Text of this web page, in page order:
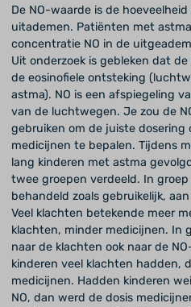
De NO-waarde is de
uitademen. Patiënten met
concentratie NO in de
Uit onderzoek is gebleken dat
de eosinofiele ontsteking
astma). NO is een afspiegeling
van de luchtwegen. Je zou de
gebruiken om de juiste
medicijnen te bepalen. Tijdens
lang kinderen met astma
twee groepen verdeeld. In
behandeld zoals gebruikelijk,
Veel klachten betekende meer
klachten, minder medicijnen. In
naar de klachten ook naar de
kinderen veel klachten hadden,
medicijnen. Hadden kinderen
NO, dan werd de dosis